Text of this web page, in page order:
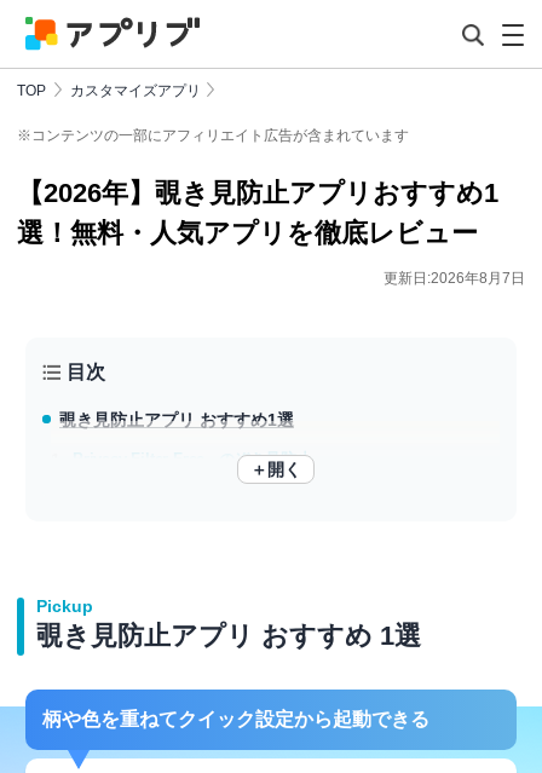
TOP カスタマイズアプリ
※コンテンツの一部にアフィリエイト広告が含まれています
【2026年】覗き見防止アプリおすすめ1
選！無料・人気アプリを徹底レビュー
更新日:2026年8月7日
目次
覗き見防止アプリ おすすめ1選
Privacy Filter Free - のぞき見防止,
柄や色を重ねてクイック設定から起動できる
＋開く
Pickup
覗き見防止アプリ おすすめ 1選
柄や色を重ねてクイック設定から起動できる